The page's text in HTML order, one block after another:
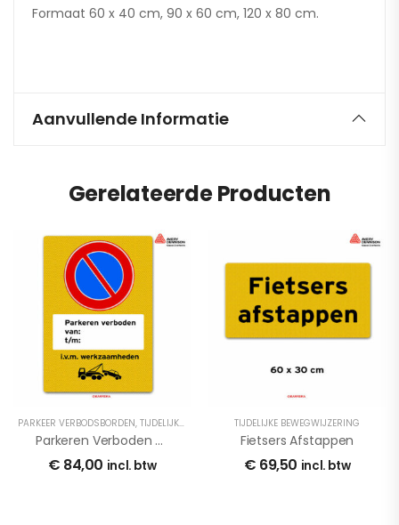
Formaat 60 x 40 cm, 90 x 60 cm, 120 x 80 cm.
Aanvullende Informatie
Gerelateerde Producten
PARKEER VERBODSBORDEN, TIJDELIJKE BEWEGWIJZERING
Parkeren Verboden Met E01 Signface
€ 84,00 incl. btw
TIJDELIJKE BEWEGWIJZERING
Fietsers Afstappen
€ 69,50 incl. btw